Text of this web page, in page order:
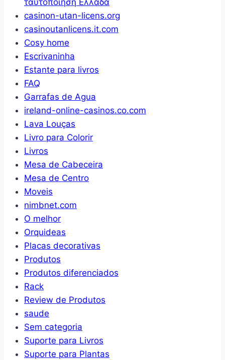
ταυτοποιηση Ελλαδα
casinon-utan-licens.org
casinoutanlicens.it.com
Cosy home
Escrivaninha
Estante para livros
FAQ
Garrafas de Agua
ireland-online-casinos.co.com
Lava Louças
Livro para Colorir
Livros
Mesa de Cabeceira
Mesa de Centro
Moveis
nimbnet.com
O melhor
Orquideas
Placas decorativas
Produtos
Produtos diferenciados
Rack
Review de Produtos
saude
Sem categoria
Suporte para Livros
Suporte para Plantas